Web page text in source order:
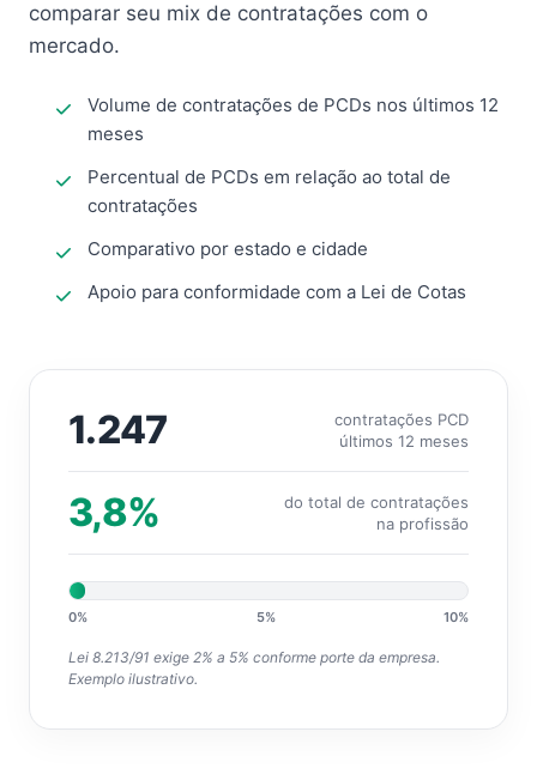
comparar seu mix de contratações com o
mercado.
Volume de contratações de PCDs nos últimos 12
meses
Percentual de PCDs em relação ao total de
contratações
Comparativo por estado e cidade
Apoio para conformidade com a Lei de Cotas
1.247
contratações PCD
últimos 12 meses
3,8%
do total de contratações
na profissão
0% 5% 10%
Lei 8.213/91 exige 2% a 5% conforme porte da empresa.
Exemplo ilustrativo.